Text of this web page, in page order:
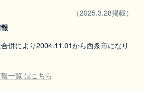
（2025.3.28掲載）
併により2004.11.01から西条市になり
一覧 はこちら